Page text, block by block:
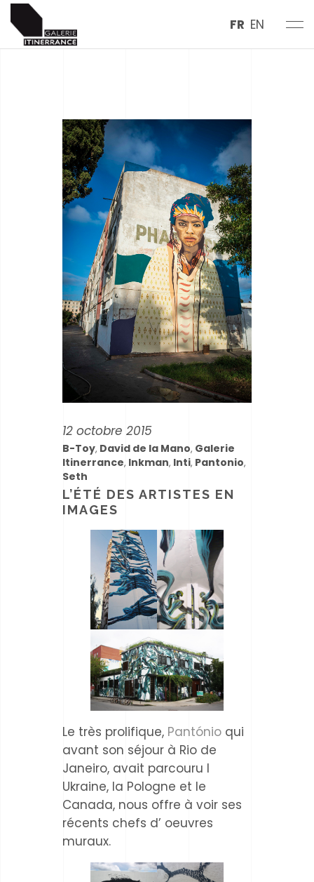
FR EN
12 octobre 2015
B-Toy, David de la Mano, Galerie
Itinerrance, Inkman, Inti, Pantonio,
Seth
L’ÉTÉ DES ARTISTES EN
IMAGES
Le très prolifique, Pantónio qui
avant son séjour à Rio de
Janeiro, avait parcouru l
Ukraine, la Pologne et le
Canada, nous offre à voir ses
récents chefs d’ oeuvres
muraux.